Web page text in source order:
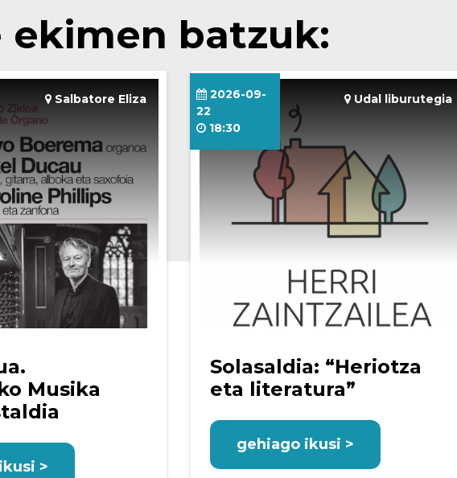
ekimen batzuk:
Salbatore Eliza
Musika
>
Udal liburutegia
2026-09-
22
18:30
Solasaldia: “Heriotza
eta literatura”
gehiago ikusi >